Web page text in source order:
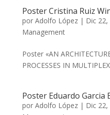
Poster Cristina Ruiz
por Adolfo López| Dic 22,
Management
Poster «AN
PROCESSES IN
Poster Eduardo Garcia
por Adolfo López| Dic 22,